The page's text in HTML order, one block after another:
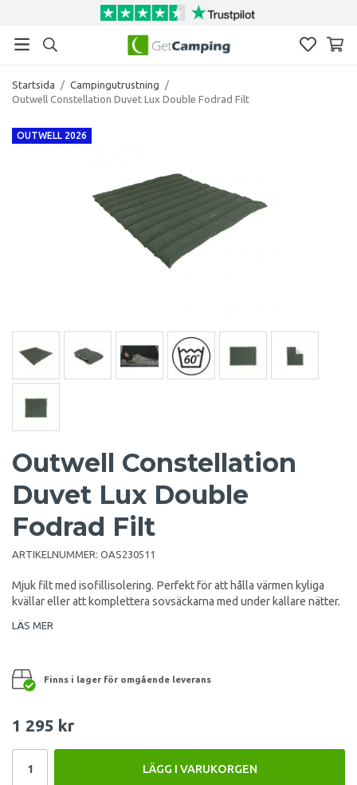
Startsida / Campingutrustning
/
Outwell Constellation Duvet Lux Double Fodrad Filt
OUTWELL 2026
Outwell Constellation
Duvet Lux Double
Fodrad Filt
ARTIKELNUMMER: OAS230511
Mjuk filt med isofillisolering. Perfekt för att hålla värmen kyliga
kvällar eller att komplettera sovsäckarna med under kallare nätter.
LÄS MER
Finns i lager för omgående leverans
1 295 kr
LÄGG I VARUKORGEN